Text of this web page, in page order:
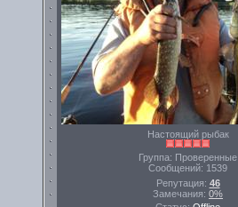
Настоящий рыбак
Группа: Проверенные
Сообщений: 1539
Репутация: 46
Замечания: 0%